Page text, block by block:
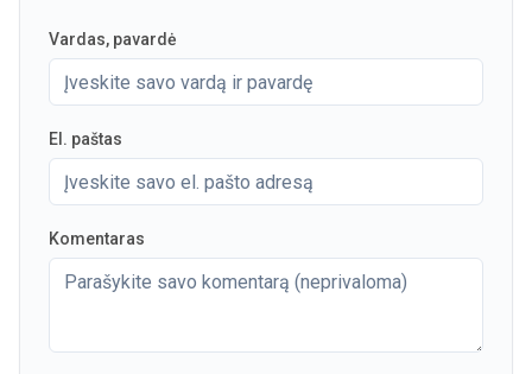
Vardas, pavardė
El. paštas
Komentaras